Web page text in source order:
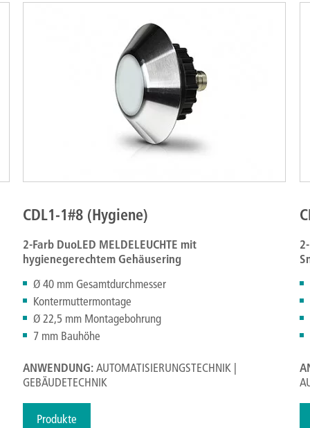
CDL1-1#8 (Hygiene)
2-Farb DuoLED MELDELEUCHTE mit
hygienegerechtem Gehäusering
Ø 40 mm Gesamtdurchmesser
Kontermuttermontage
Ø 22,5 mm Montagebohrung
7 mm Bauhöhe
ANWENDUNG:AUTOMATISIERUNGSTECHNIK |
GEBÄUDETECHNIK
Produkte